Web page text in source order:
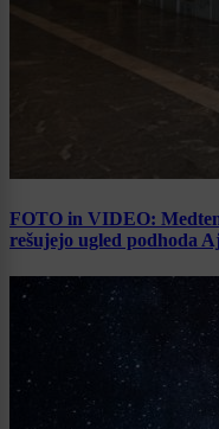
FOTO in VIDEO:
rešujejo ugled podhoda